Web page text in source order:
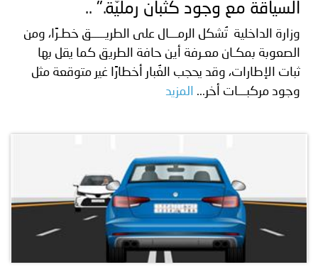
السياقة مع وجود كثبان رمليّة." ..
وزارة الداخلية تُشكل الرمـــال على الطريـــــق خطـرًا، ومن
الصعوبة بمكـان معـرفة أين حافة الطريق كما يقل بها
ثبات الإطارات، وقد يحجب الغُبار أخطارًا غير متوقعة مثل
وجود مركبـــات أخر...
المزيد